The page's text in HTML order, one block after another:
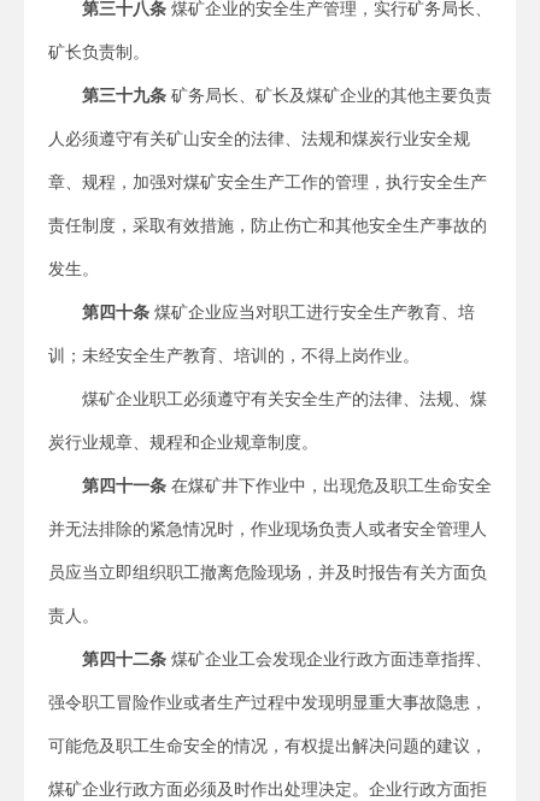
第三十八条 煤矿企业的安全生产管理，实行矿务局长、
矿长负责制。
第三十九条 矿务局长、矿长及煤矿企业的其他主要负责
人必须遵守有关矿山安全的法律、法规和煤炭行业安全规
章、规程，加强对煤矿安全生产工作的管理，执行安全生产
责任制度，采取有效措施，防止伤亡和其他安全生产事故的
发生。
第四十条 煤矿企业应当对职工进行安全生产教育、培
训；未经安全生产教育、培训的，不得上岗作业。
煤矿企业职工必须遵守有关安全生产的法律、法规、煤
炭行业规章、规程和企业规章制度。
第四十一条 在煤矿井下作业中，出现危及职工生命安全
并无法排除的紧急情况时，作业现场负责人或者安全管理人
员应当立即组织职工撤离危险现场，并及时报告有关方面负
责人。
第四十二条 煤矿企业工会发现企业行政方面违章指挥、
强令职工冒险作业或者生产过程中发现明显重大事故隐患，
可能危及职工生命安全的情况，有权提出解决问题的建议，
煤矿企业行政方面必须及时作出处理决定。企业行政方面拒